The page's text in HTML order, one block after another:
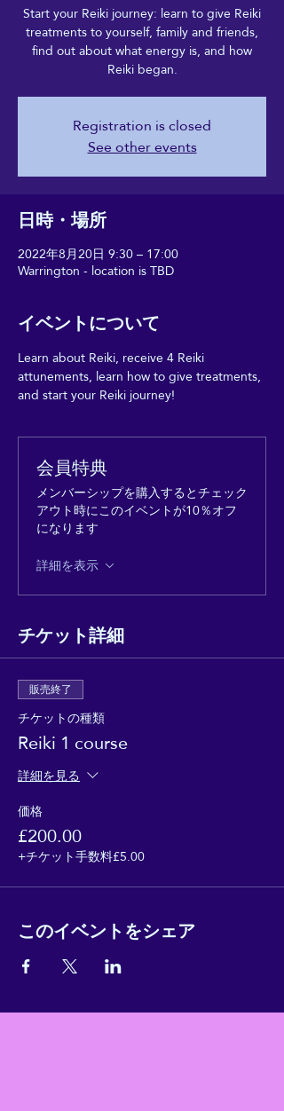
Start your Reiki journey: learn to give Reiki
treatments to yourself, family and friends,
find out about what energy is, and how
Reiki began.
Registration is closed
See other events
日時・場所
2022年8月20日 9:30 – 17:00
Warrington - location is TBD
イベントについて
Learn about Reiki, receive 4 Reiki
attunements, learn how to give treatments,
and start your Reiki journey!
会員特典
メンバーシップを購入するとチェック
アウト時にこのイベントが10％オフ
になります
詳細を表示
チケット詳細
販売終了
チケットの種類
Reiki 1 course
詳細を見る
価格
£200.00
+チケット手数料£5.00
このイベントをシェア